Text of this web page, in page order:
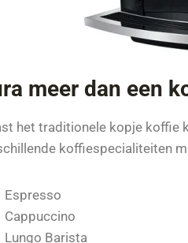
meer dan een
het traditionele kopje koffie
koffiespecialiteiten
Espresso
Cappuccino
Lungo Barista